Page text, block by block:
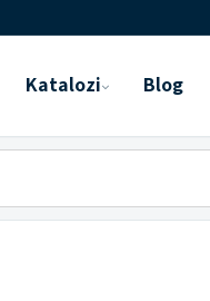
Katalozi Blog